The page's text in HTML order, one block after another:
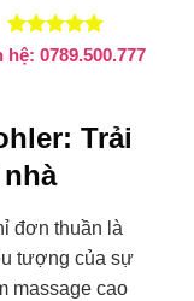
Được xếp
hạng
hệ: 0789.500.777
Trải
đơn thuần là
tượng của sự
massage cao